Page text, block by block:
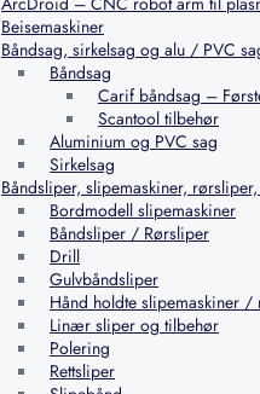
Beisemaskiner
Båndsag, sirkelsag og alu / PVC
Båndsag
Carif båndsag –
Scantool tilbehør
Aluminium og PVC sag
Sirkelsag
Båndsliper, slipemaskiner,
Bordmodell slipemaskiner
Båndsliper / Rørsliper
Drill
Gulvbåndsliper
Hånd holdte slipemaskiner
Linær sliper og tilbehør
Polering
Rettsliper